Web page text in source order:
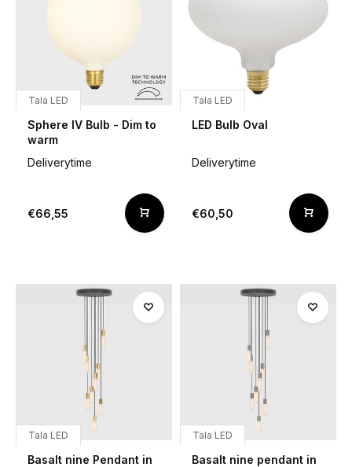
Tala LED
Sphere IV Bulb - Dim to
warm
Deliverytime
€66,55
Tala LED
LED Bulb Oval
Deliverytime
€60,50
Tala LED
Basalt nine Pendant in
Tala LED
Basalt nine pendant in